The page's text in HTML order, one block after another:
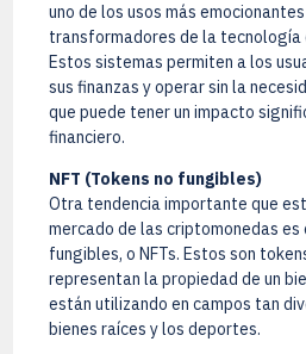
uno de los usos más
transformadores de la tecnología
Estos sistemas permiten a los
sus finanzas y operar sin la
que puede tener un impacto
financiero.
NFT (Tokens no fungibles)
Otra tendencia importante que
mercado de las criptomonedas
fungibles, o NFTs. Estos son
representan la propiedad de un
están utilizando en campos tan
bienes raíces y los deportes.